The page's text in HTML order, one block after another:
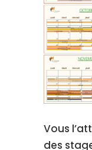
Vous
des